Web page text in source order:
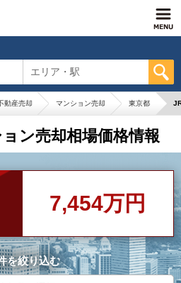
エリア・駅
動産売却 マンション売却 東京都
ン売却相場価格情報
7,454万円
を絞り込む